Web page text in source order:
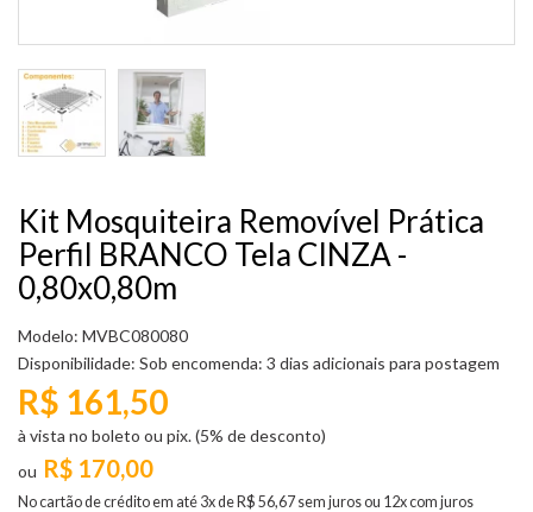
Kit Mosquiteira Removível Prática
Perfil BRANCO Tela CINZA -
0,80x0,80m
Modelo: MVBC080080
Disponibilidade: Sob encomenda: 3 dias adicionais para postagem
R$ 170,00
No cartão de crédito em até 3x de R$ 56,67 sem juros ou 12x com juros
R$ 161,50
à vista no boleto ou pix. (5% de desconto)